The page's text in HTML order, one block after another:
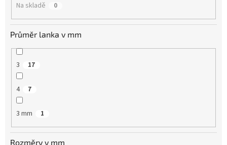
Na skladě 0
Průměr lanka v mm
3 17
4 7
3 mm 1
Rozměry v mm